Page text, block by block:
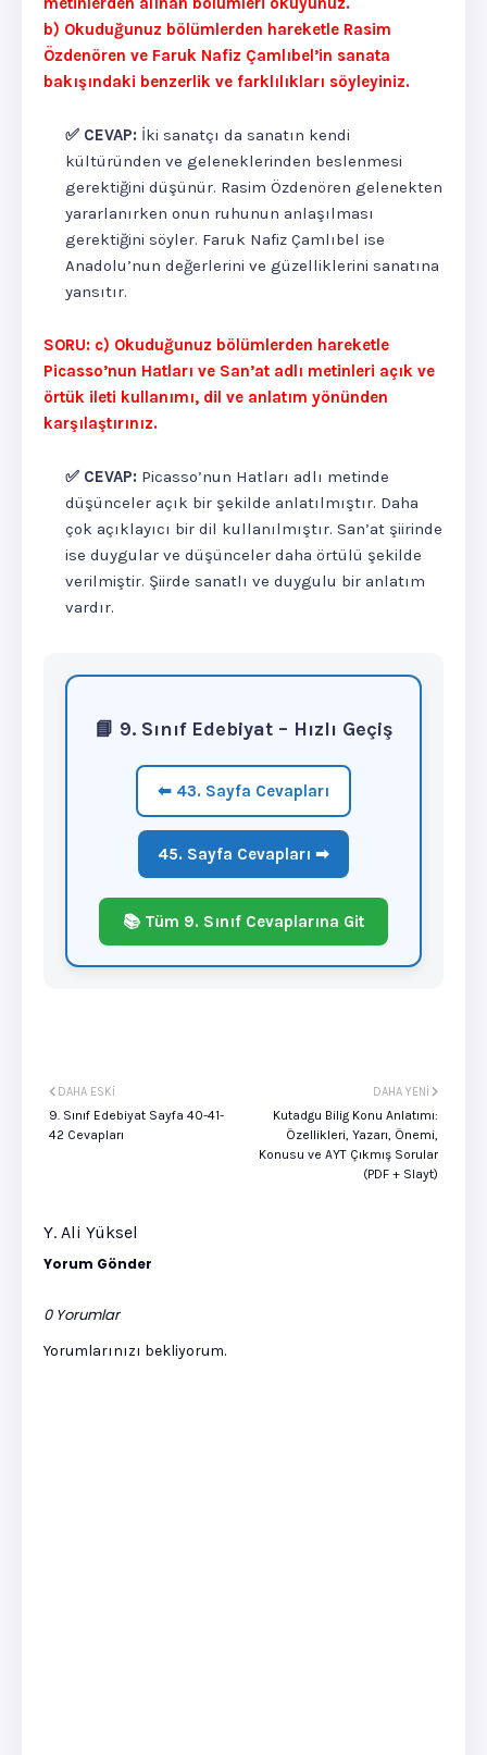
b) Okuduğunuz bölümlerden hareketle Rasim
Özdenören ve Faruk Nafiz Çamlıbel’in sanata
bakışındaki benzerlik ve farklılıkları söyleyiniz.
✅ CEVAP: İki sanatçı da sanatın kendi
kültüründen ve geleneklerinden beslenmesi
gerektiğini düşünür. Rasim Özdenören gelenekten
yararlanırken onun ruhunun anlaşılması
gerektiğini söyler. Faruk Nafiz Çamlıbel ise
Anadolu’nun değerlerini ve güzelliklerini sanatına
yansıtır.
SORU: c) Okuduğunuz bölümlerden hareketle
Picasso’nun Hatları ve San’at adlı metinleri açık ve
örtük ileti kullanımı, dil ve anlatım yönünden
karşılaştırınız.
✅ CEVAP: Picasso’nun Hatları adlı metinde
düşünceler açık bir şekilde anlatılmıştır. Daha
çok açıklayıcı bir dil kullanılmıştır. San’at şiirinde
ise duygular ve düşünceler daha örtülü şekilde
verilmiştir. Şiirde sanatlı ve duygulu bir anlatım
vardır.
📘 9. Sınıf Edebiyat – Hızlı Geçiş
⬅ 43. Sayfa Cevapları
45. Sayfa Cevapları ➡
📚 Tüm 9. Sınıf Cevaplarına Git
DAHA YENI
Kutadgu Bilig Konu Anlatımı:
Özellikleri, Yazarı, Önemi,
Konusu ve AYT Çıkmış Sorular
(PDF + Slayt)
DAHA ESKI
9. Sınıf Edebiyat Sayfa 40-41-
42 Cevapları
Y. Ali Yüksel
Yorum Gönder
0 Yorumlar
Yorumlarınızı bekliyorum.